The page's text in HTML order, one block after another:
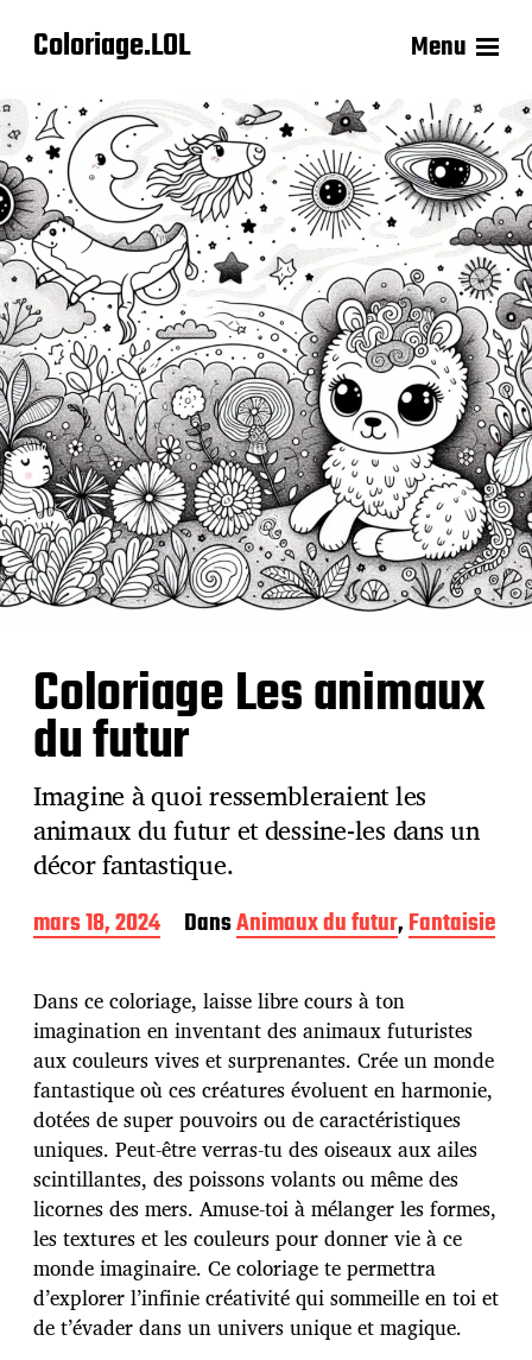
Coloriage.LOL Menu
Coloriage Les animaux
du futur
Imagine à quoi ressembleraient les
animaux du futur et dessine-les dans un
décor fantastique.
D
a
e
d
e
p
u
b
l
i
c
a
t
i
o
n
mars 18, 2024 DansAnimaux du futur,Fantaisie
Dans ce coloriage, laisse libre cours à ton
imagination en inventant des animaux futuristes
aux couleurs vives et surprenantes. Crée un monde
fantastique où ces créatures évoluent en harmonie,
dotées de super pouvoirs ou de caractéristiques
uniques. Peut-être verras-tu des oiseaux aux ailes
scintillantes, des poissons volants ou même des
licornes des mers. Amuse-toi à mélanger les formes,
les textures et les couleurs pour donner vie à ce
monde imaginaire. Ce coloriage te permettra
d’explorer l’infinie créativité qui sommeille en toi et
de t’évader dans un univers unique et magique.